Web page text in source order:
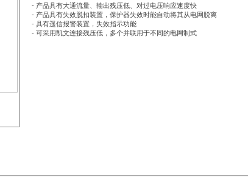
- 产品具有大通流量、输出残压低、对过电压响应速度快
- 产品具有失效脱扣装置，保护器失效时能自动将其从电网脱离
- 具有遥信报警装置，失效指示功能
- 可采用凯文连接残压低，多个并联用于不同的电网制式